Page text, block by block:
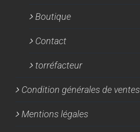
Boutique
Contact
torréfacteur
Condition générales de ventes
Mentions légales